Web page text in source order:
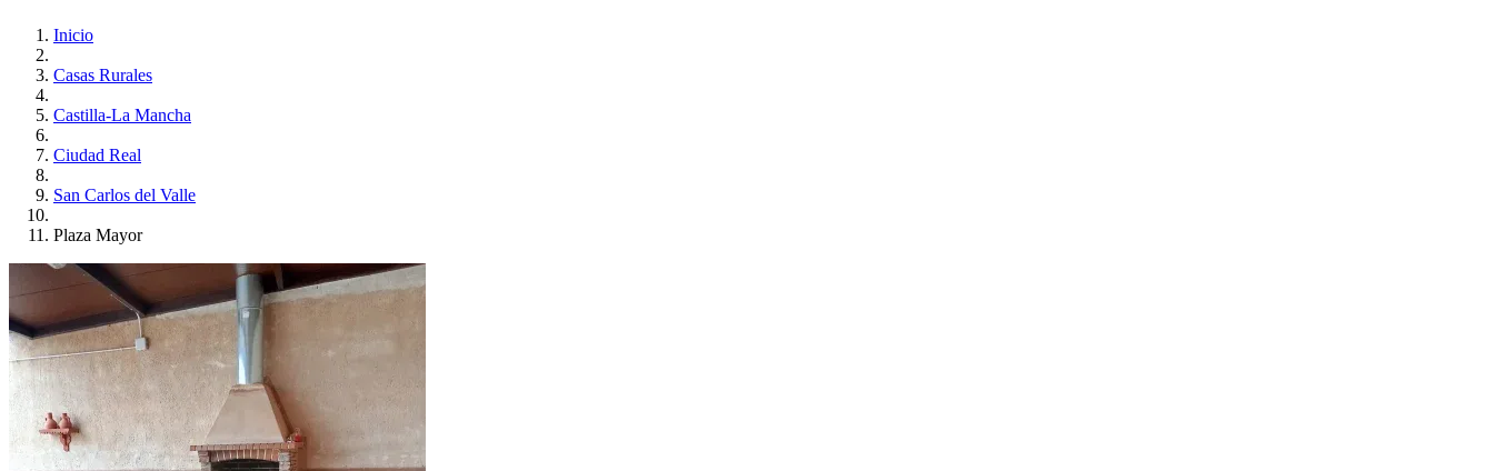
Inicio
Casas Rurales
Castilla-La Mancha
Ciudad Real
San Carlos del Valle
Plaza Mayor